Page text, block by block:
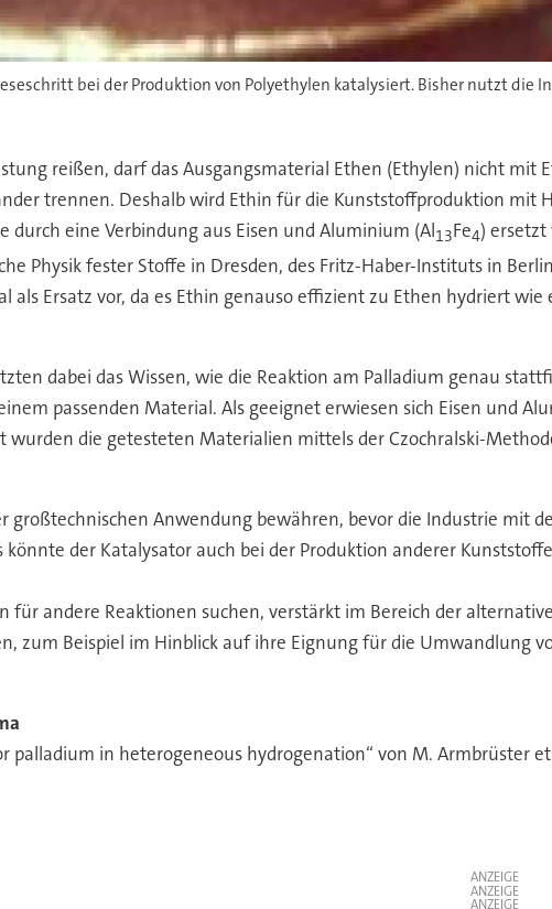
bei der Produktion von Polyethylen katalysiert. Bisher nutzt die
reißen, darf das Ausgangsmaterial Ethen (Ethylen) nicht mit
trennen. Deshalb wird Ethin für die Kunststoffproduktion mit
eine Verbindung aus Eisen und Aluminium (Al13Fe4) ersetzt
Physik fester Stoffe in Dresden, des Fritz-Haber-Instituts in
Ersatz vor, da es Ethin genauso effizient zu Ethen hydriert
dabei das Wissen, wie die Reaktion am Palladium genau
passenden Material. Als geeignet erwiesen sich Eisen und
die getesteten Materialien mittels der Czochralski-
großtechnischen Anwendung bewähren, bevor die Industrie mit
der Katalysator auch bei der Produktion anderer
für andere Reaktionen suchen, verstärkt im Bereich der
zum Beispiel im Hinblick auf ihre Eignung für die Umwandlung
palladium in heterogeneous hydrogenation“ von M. Armbrüster
ANZEIGE
ANZEIGE
ANZEIGE